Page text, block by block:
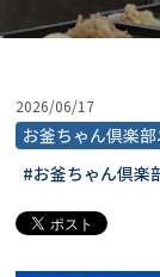
2026/06/17
お釜ちゃん倶楽
#お釜ちゃん倶楽